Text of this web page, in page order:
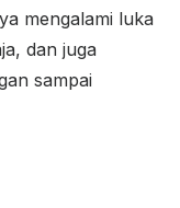
mengalami luka
dan juga
sampai